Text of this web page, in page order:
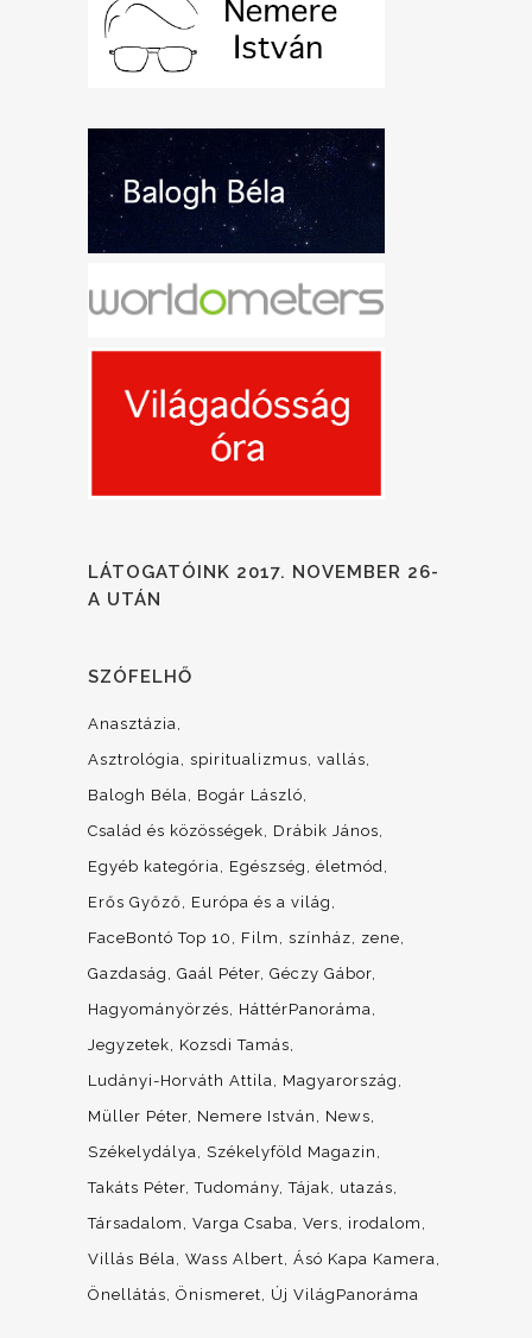
LÁTOGATÓINK 2017. NOVEMBER 26-
A UTÁN
SZÓFELHŐ
Anasztázia
Asztrológia, spiritualizmus, vallás
Balogh Béla
Bogár László
Család és közösségek
Drábik János
Egyéb kategória
Egészség, életmód
Erős Győző
Európa és a világ
FaceBontó Top 10
Film, színház, zene
Gazdaság
Gaál Péter Géczy Gábor
Hagyományörzés
HáttérPanoráma
Jegyzetek
Kozsdi Tamás
Ludányi-Horváth Attila
Magyarország
Müller Péter Nemere István
News
Székelydálya
Székelyföld Magazin
Takáts Péter Tudomány Tájak, utazás
Társadalom
Varga Csaba Vers, irodalom
Villás Béla Wass Albert Ásó Kapa Kamera
Önellátás Önismeret Új VilágPanoráma